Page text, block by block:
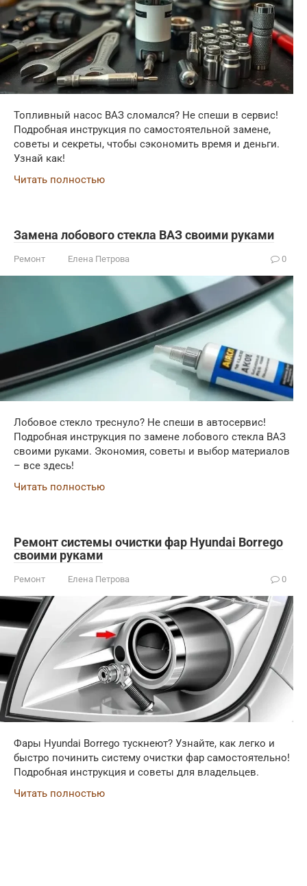
Топливный насос ВАЗ сломался? Не спеши в сервис!
Подробная инструкция по самостоятельной замене,
советы и секреты, чтобы сэкономить время и деньги.
Узнай как!
Читать полностью
Замена лобового стекла ВАЗ своими руками
Ремонт Елена Петрова 0
Лобовое стекло треснуло? Не спеши в автосервис!
Подробная инструкция по замене лобового стекла ВАЗ
своими руками. Экономия, советы и выбор материалов
– все здесь!
Читать полностью
Ремонт системы очистки фар Hyundai Borrego
своими руками
Ремонт Елена Петрова 0
Фары Hyundai Borrego тускнеют? Узнайте, как легко и
быстро починить систему очистки фар самостоятельно!
Подробная инструкция и советы для владельцев.
Читать полностью